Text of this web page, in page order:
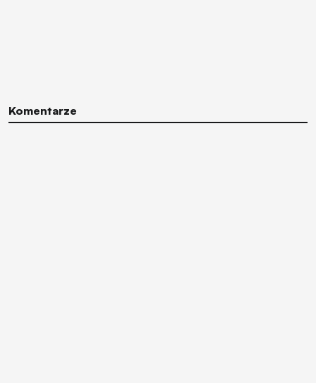
Komentarze